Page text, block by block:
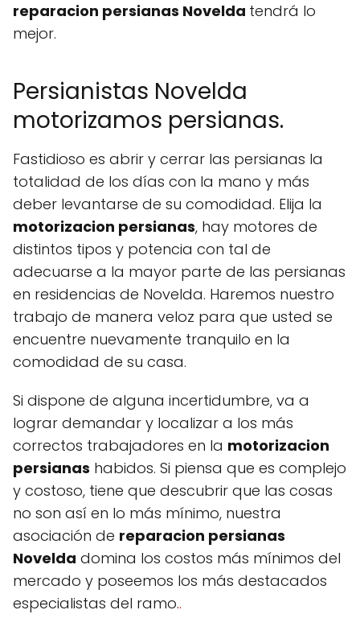
reparacion persianas Novelda tendrá lo
mejor.
Persianistas Novelda
motorizamos persianas.
Fastidioso es abrir y cerrar las persianas la
totalidad de los días con la mano y más
deber levantarse de su comodidad. Elija la
motorizacion persianas, hay motores de
distintos tipos y potencia con tal de
adecuarse a la mayor parte de las persianas
en residencias de Novelda. Haremos nuestro
trabajo de manera veloz para que usted se
encuentre nuevamente tranquilo en la
comodidad de su casa.
Si dispone de alguna incertidumbre, va a
lograr demandar y localizar a los más
correctos trabajadores en la motorizacion
persianas habidos. Si piensa que es complejo
y costoso, tiene que descubrir que las cosas
no son así en lo más mínimo, nuestra
asociación de reparacion persianas
Novelda domina los costos más mínimos del
mercado y poseemos los más destacados
especialistas del ramo..